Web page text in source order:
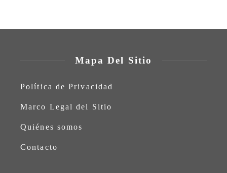
Mapa Del Sitio
Política de Privacidad
Marco Legal del Sitio
Quiénes somos
Contacto